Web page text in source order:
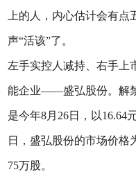
上的人，内心估计会有
声“活该”了。
左手实控人减持、右手上
能企业——盛弘股份。解
是今年8月26日，以16.64
日，盛弘股份的市场价格
75万股。